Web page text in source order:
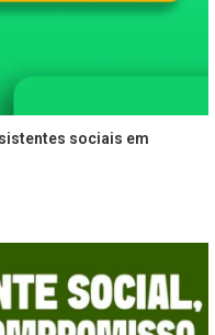
sociais em